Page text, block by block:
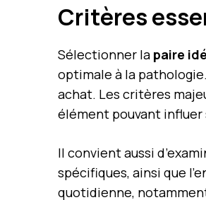
Critères
Sélectionner la paire
optimale à la
achat. Les critères
élément pouvant
Il convient aussi
spécifiques, ainsi que
quotidienne,